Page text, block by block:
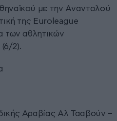
με την Αναντολού
της Euroleague
των αθλητικών
2).
Αραβίας Αλ Τααβούν –